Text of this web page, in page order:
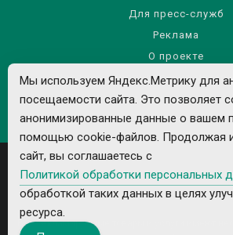
Для пресс-служб
Реклама
О проекте
Правила использования
Политика обработки
Все рекламируемые товары и услуги имеют
Мы используем Яндекс.Метрику для
посещаемости сайта. Это позволяет
анонимизированные данные о вашем
помощью cookie-файлов. Продолжая
сайт, вы соглашаетесь с
Политикой обработки персональных
обработкой таких данных в целях
ресурса.